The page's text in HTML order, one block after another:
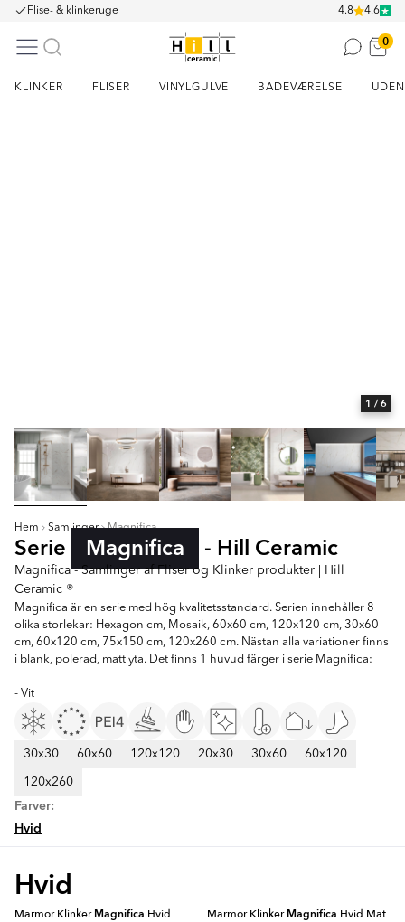
Flise- & klinkeruge 4.8 4.6
0
KLINKER FLISER VINYLGULVE BADEVÆRELSE
Hem Samlinger Magnifica
Serie Magnifica - Hill Ceramic
Magnifica - Samlinger af Fliser og Klinker produkter | Hill
Ceramic ®
Magnifica är en serie med hög kvalitetsstandard. Serien innehåller 8
olika storlekar: Hexagon cm, Mosaik, 60x60 cm, 120x120 cm, 30x60
cm, 60x120 cm, 75x150 cm, 120x260 cm. Nästan alla variationer finns
i blank, polerad, matt yta. Det finns 1 huvud färger i serie Magnifica:
- Vit
30x30 60x60 120x120 20x30 30x60 60x120
120x260
Farver:
Hvid
1 / 6
Hvid
Marmor KlinkerMagnifica Hvid
Marmor KlinkerMagnifica Hvid Mat